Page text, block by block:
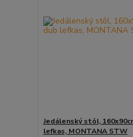
Jedálenský stôl,
lefkas, MONTANA STW